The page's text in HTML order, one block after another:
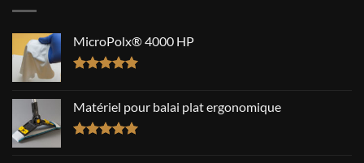
MicroPolx® 4000 HP
Matériel pour balai plat ergonomique